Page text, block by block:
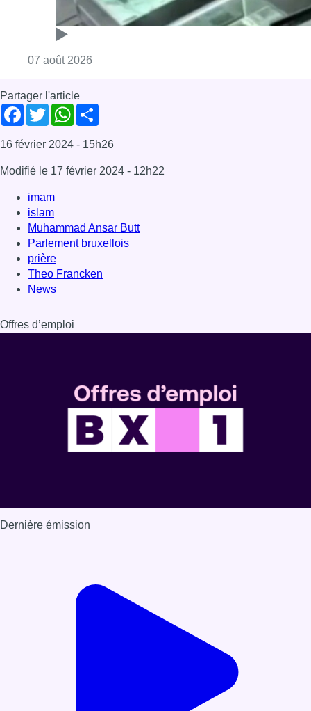
07 août 2026
Partager l'article
Facebook
TwitterWhatsApp
16 février 2024 - 15h26
Modifié le 17 février 2024 - 12h22
imam
islam
Muhammad Ansar Butt
Parlement bruxellois
prière
Theo Francken
News
Offres d’emploi
Dernière émission